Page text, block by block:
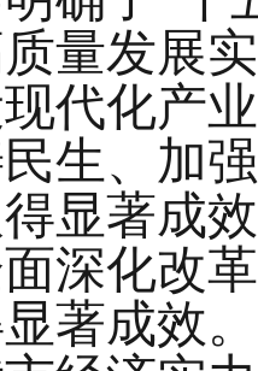
量发展
代化产
生、加
显著成
深化改
著成效